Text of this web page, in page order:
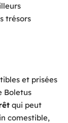
trésors
et prisées
Boletus
qui peut
comestible,